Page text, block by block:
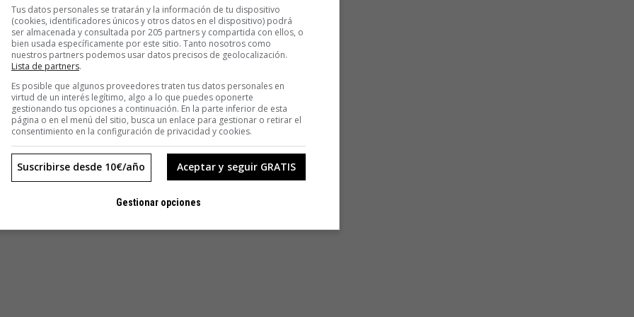
literatura aparte de vampiros que se lucran del trabajo
notas ciberpunk. En la trama aparecen, entre otros, un
El objetivo es, según Gutiérrez, “crear un pasado utópico.
fijo, cierto e inmutable” , comenta el autor. “El pasado,
Forzar el debate del presente con un pasado utópico es
del presente distópico. Este libro se autodestruira sera un
las generaciones del presente se darán cuenta de
el planeta en lo económico, político, social y
sueltas”.
Tus datos personales se tratarán y la información de tu dispositivo
(cookies, identificadores únicos y otros datos en el dispositivo) podrá
ser almacenada y consultada por 205 partners y compartida con ellos, o
bien usada específicamente por este sitio. Tanto nosotros como
nuestros partners podemos usar datos precisos de geolocalización.
Lista de partners.
Es posible que algunos proveedores traten tus datos personales en
virtud de un interés legítimo, algo a lo que puedes oponerte
gestionando tus opciones a continuación. En la parte inferior de esta
página o en el menú del sitio, busca un enlace para gestionar o retirar el
consentimiento en la configuración de privacidad y cookies.
Aceptar y seguir GRATIS
Suscribirse desde 10€/año
Gestionar opciones